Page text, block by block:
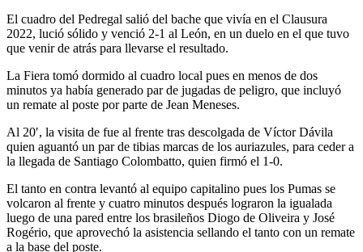
El cuadro del Pedregal salió del bache que vivía en el Clausura
2022, lució sólido y venció 2-1 al León, en un duelo en el que tuvo
que venir de atrás para llevarse el resultado.
La Fiera tomó dormido al cuadro local pues en menos de dos
minutos ya había generado par de jugadas de peligro, que incluyó
un remate al poste por parte de Jean Meneses.
Al 20′, la visita de fue al frente tras descolgada de Víctor Dávila
quien aguantó un par de tibias marcas de los auriazules, para ceder a
la llegada de Santiago Colombatto, quien firmó el 1-0.
El tanto en contra levantó al equipo capitalino pues los Pumas se
volcaron al frente y cuatro minutos después lograron la igualada
luego de una pared entre los brasileños Diogo de Oliveira y José
Rogério, que aprovechó la asistencia sellando el tanto con un remate
a la base del poste.